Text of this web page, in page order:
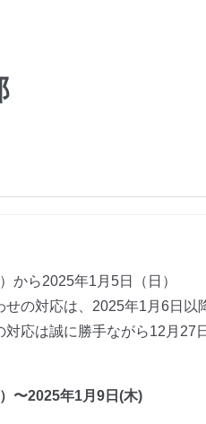
から2025年1月5日（日）
せの対応は、2025年1月6日以
応は誠に勝手ながら12月27
〜2025年1月9日(木)